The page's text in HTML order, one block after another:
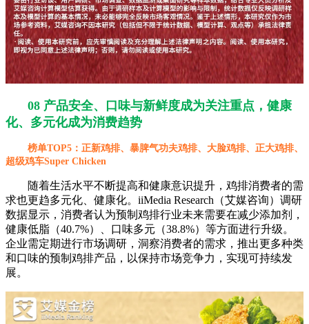
08 产品安全、口味与新鲜度成为关注重点，健康
化、多元化成为消费趋势
榜单TOP5：正新鸡排、暴脾气功夫鸡排、大脸鸡排、正大鸡排、
超级鸡车Super Chicken
随着生活水平不断提高和健康意识提升，鸡排消费者的需
求也更趋多元化、健康化。iiMedia Research（艾媒咨询）调研
数据显示，消费者认为预制鸡排行业未来需要在减少添加剂，
健康低脂（40.7%）、口味多元（38.8%）等方面进行升级。
企业需定期进行市场调研，洞察消费者的需求，推出更多种类
和口味的预制鸡排产品，以保持市场竞争力，实现可持续发
展。